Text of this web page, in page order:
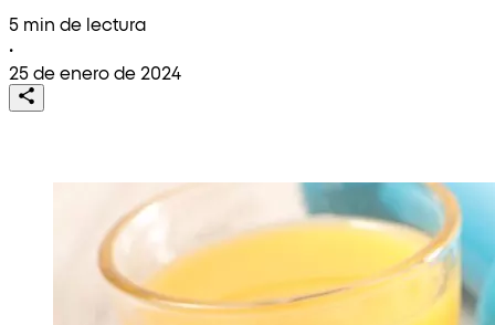
5 min de lectura
•
25 de enero de 2024